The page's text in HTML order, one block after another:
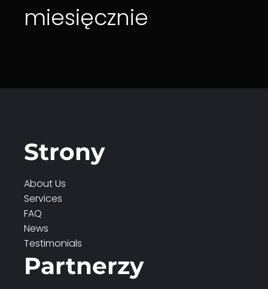
miesięcznie
Strony
About Us
Services
FAQ
News
Testimonials
Partnerzy